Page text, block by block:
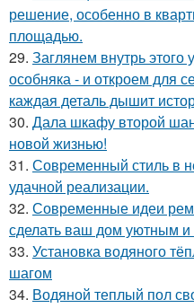
решение, особенно в
площадью.
29. Заглянем внутрь этого
особняка - и откроем для
каждая деталь дышит
30. Дала шкафу второй
новой жизнью!
31. Современный стиль в
удачной реализации.
32. Современные идеи
сделать ваш дом уютным
33. Установка водяного
шагом
34. Водяной теплый пол